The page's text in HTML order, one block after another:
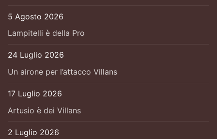
5 Agosto 2026
Lampitelli è della Pro
24 Luglio 2026
Un airone per l’attacco Villans
17 Luglio 2026
Artusio è dei Villans
2 Luglio 2026